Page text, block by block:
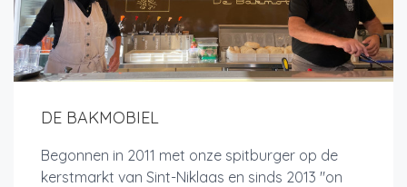
DE BAKMOBIEL
Begonnen in 2011 met onze spitburger op de
kerstmarkt van Sint-Niklaas en sinds 2013 "on